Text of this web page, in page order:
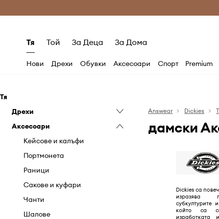
Безплатни
Тя Той За Деца За Дома
Нови Дрехи Обувки Аксесоари Спорт Premium
Тя
Дрехи
Блузи и ризи
Дънки
Къси панталони
Панталони и клинове
Поли
Пуловери и жилетки
Рокли
Аксесоари
Кейсове и калъфи
Портмонета
Раници
Сакове и куфари
Чанти
Шалове
Answear Dickies
дамски
Dickies са
изразява
който са
изработката